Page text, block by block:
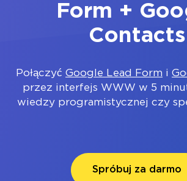
Form +
Contacts
Połączyć Google Lead Form i
przez interfejs WWW w 5
wiedzy programistycznej czy
Spróbuj za darmo